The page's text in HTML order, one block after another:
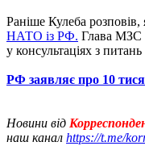
Раніше Кулеба
НАТО із РФ. Глава МЗС
у консультаціях з
РФ заявляє про 10
Новини від
наш канал https://t.me/